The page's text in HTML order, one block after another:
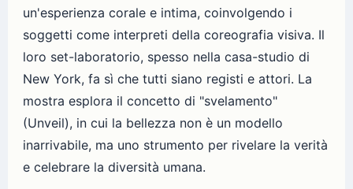
un'esperienza corale e intima, coinvolgendo i
soggetti come interpreti della coreografia visiva. Il
loro set-laboratorio, spesso nella casa-studio di
New York, fa sì che tutti siano registi e attori. La
mostra esplora il concetto di "svelamento"
(Unveil), in cui la bellezza non è un modello
inarrivabile, ma uno strumento per rivelare la verità
e celebrare la diversità umana.